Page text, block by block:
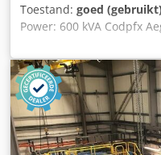
Toestand: goed
Power: 600 kVA Codpfx